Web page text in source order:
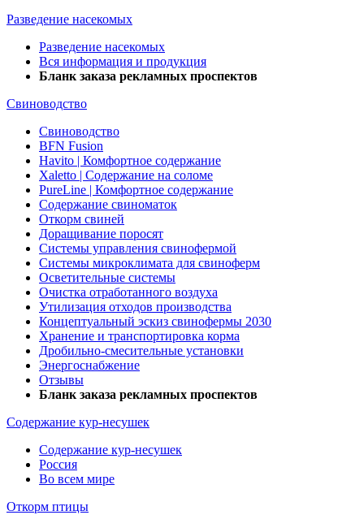
Разведение насекомых
Разведение насекомых
Вся информация и продукция
Бланк заказа рекламных проспектов
Свиноводство
Свиноводство
BFN Fusion
Havito | Комфортное содержание
Xaletto | Содержание на соломе
PureLine | Комфортное содержание
Содержание свиноматок
Откорм свиней
Доращивание поросят
Системы управления свинофермой
Системы микроклимата для свиноферм
Осветительные системы
Очистка отработанного воздуха
Утилизация отходов производства
Концептуальный эскиз свинофермы 2030
Хранение и транспортировка корма
Дробильно-смесительные установки
Энергоснабжение
Отзывы
Бланк заказа рекламных проспектов
Содержание кур-несушек
Содержание кур-несушек
Россия
Во всем мире
Откорм птицы